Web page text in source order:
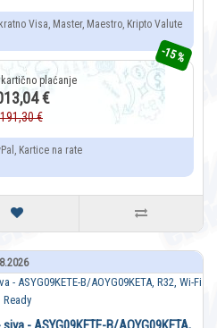
Visa, Master, Maestro, Kripto Valute
-15 %
€
€
Kartice na rate